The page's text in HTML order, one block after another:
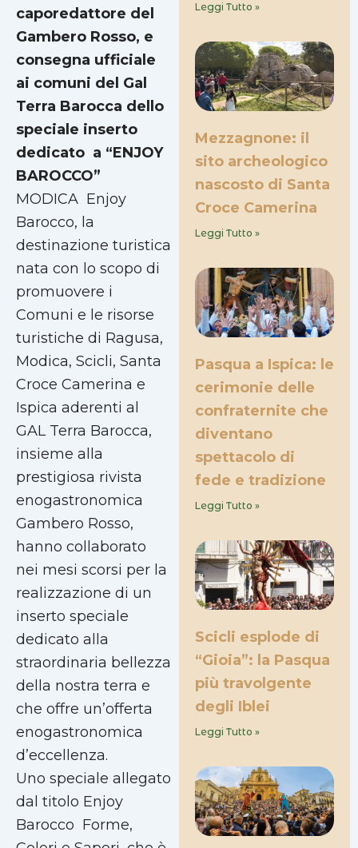
caporedattore del
Gambero Rosso, e
consegna ufficiale
ai comuni del Gal
Terra Barocca dello
speciale inserto
dedicato a “ENJOY
BAROCCO”
MODICA  Enjoy
Barocco, la
destinazione turistica
nata con lo scopo di
promuovere i
Comuni e le risorse
turistiche di Ragusa,
Modica, Scicli, Santa
Croce Camerina e
Ispica aderenti al
GAL Terra Barocca,
insieme alla
prestigiosa rivista
enogastronomica
Gambero Rosso,
hanno collaborato
nei mesi scorsi per la
realizzazione di un
inserto speciale
dedicato alla
straordinaria bellezza
della nostra terra e
che offre un’offerta
enogastronomica
d’eccellenza.
Uno speciale allegato
dal titolo Enjoy
Barocco  Forme,
Leggi Tutto »
Mezzagnone: il
sito archeologico
nascosto di Santa
Croce Camerina
Leggi Tutto »
Pasqua a Ispica: le
cerimonie delle
confraternite che
diventano
spettacolo di
fede e tradizione
Leggi Tutto »
Scicli esplode di
“Gioia”: la Pasqua
più travolgente
degli Iblei
Leggi Tutto »